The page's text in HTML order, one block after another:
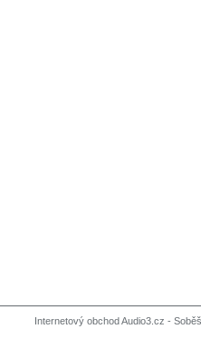
Internetový obchod Audio3.cz -